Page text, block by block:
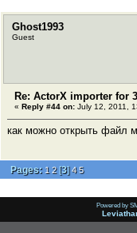
Ghost1993
Guest
Re: ActorX importer for
« Reply #44 on: July 12, 2011,
как можно открыть файл
Pages: 1 2[3]4 5
Powered by